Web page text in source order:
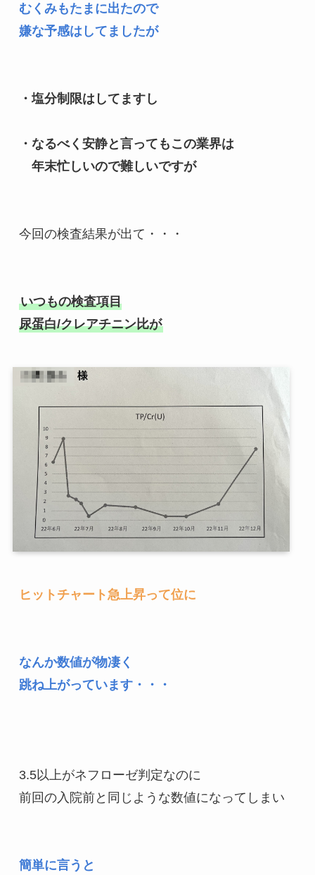
むくみもたまに出たので
嫌な予感はしてましたが
・塩分制限はしてますし
・なるべく安静と言ってもこの業界は
年末忙しいので難しいですが
今回の検査結果が出て・・・
いつもの検査項目
尿蛋白/クレアチニン比が
ヒットチャート急上昇って位に
なんか数値が物凄く
跳ね上がっています・・・
3.5以上がネフローゼ判定なのに
前回の入院前と同じような数値になってしまい
簡単に言うと